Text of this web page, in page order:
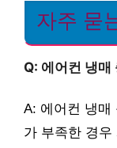
자주 묻
Q: 에어컨 냉매
A: 에어컨 냉매
가 부족한 경우